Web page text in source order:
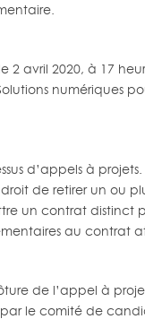
avril 2020, à 17
numériques
d’appels à
de retirer un ou
un contrat
au
de l’appel à
le comité de